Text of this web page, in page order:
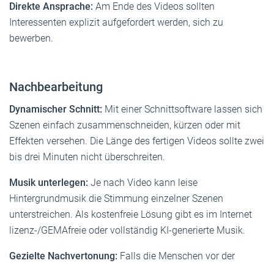
Direkte Ansprache: Am Ende des Videos sollten
Interessenten explizit aufgefordert werden, sich zu
bewerben.
Nachbearbeitung
Dynamischer Schnitt: Mit einer Schnittsoftware lassen sich
Szenen einfach zusammenschneiden, kürzen oder mit
Effekten versehen. Die Länge des fertigen Videos sollte zwei
bis drei Minuten nicht überschreiten.
Musik unterlegen: Je nach Video kann leise
Hintergrundmusik die Stimmung einzelner Szenen
unterstreichen. Als kostenfreie Lösung gibt es im Internet
lizenz-/GEMAfreie oder vollständig KI-generierte Musik.
Gezielte Nachvertonung: Falls die Menschen vor der